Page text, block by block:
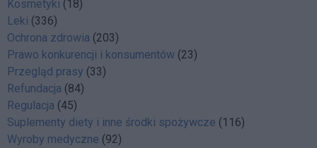
Kosmetyki (18)
Leki (336)
Ochrona zdrowia (203)
Prawo konkurencji i konsumentów (23)
Przegląd prasy (33)
Refundacja (84)
Regulacja (45)
Suplementy diety i inne środki spożywcze (116)
Wyroby medyczne (92)